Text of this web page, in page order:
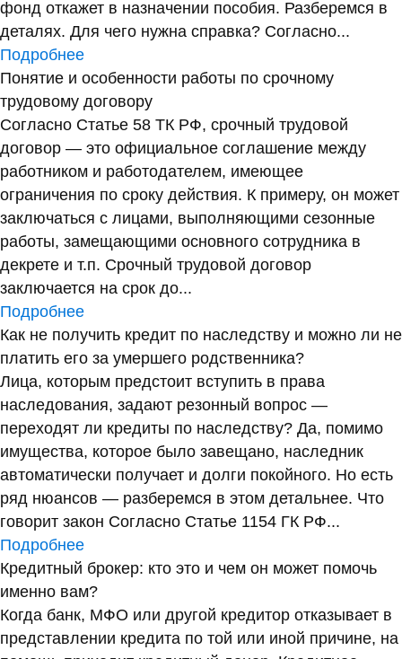
фонд откажет в назначении пособия. Разберемся в
деталях. Для чего нужна справка? Согласно...
Подробнее
Понятие и особенности работы по срочному
трудовому договору
Согласно Статье 58 ТК РФ, срочный трудовой
договор — это официальное соглашение между
работником и работодателем, имеющее
ограничения по сроку действия. К примеру, он может
заключаться с лицами, выполняющими сезонные
работы, замещающими основного сотрудника в
декрете и т.п. Срочный трудовой договор
заключается на срок до...
Подробнее
Как не получить кредит по наследству и можно ли не
платить его за умершего родственника?
Лица, которым предстоит вступить в права
наследования, задают резонный вопрос —
переходят ли кредиты по наследству? Да, помимо
имущества, которое было завещано, наследник
автоматически получает и долги покойного. Но есть
ряд нюансов — разберемся в этом детальнее. Что
говорит закон Согласно Статье 1154 ГК РФ...
Подробнее
Кредитный брокер: кто это и чем он может помочь
именно вам?
Когда банк, МФО или другой кредитор отказывает в
представлении кредита по той или иной причине, на